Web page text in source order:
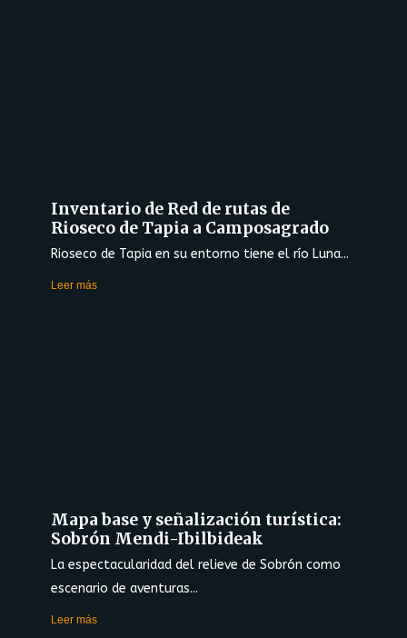
Inventario de Red de rutas de
Rioseco de Tapia a Camposagrado
Rioseco de Tapia en su entorno tiene el río Luna...
Leer más
Mapa base y señalización turística:
Sobrón Mendi-Ibilbideak
La espectacularidad del relieve de Sobrón como
escenario de aventuras...
Leer más